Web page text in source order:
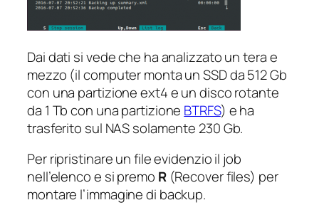
Dai dati si vede che ha analizzato un tera e
mezzo (il computer monta un SSD da 512 Gb
con una partizione ext4 e un disco rotante
da 1 Tb con una partizione BTRFS) e ha
trasferito sul NAS solamente 230 Gb.
Per ripristinare un file evidenzio il job
nell’elenco e si premo R(Recover files) per
montare l’immagine di backup.